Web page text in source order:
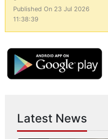
Published On 23 Jul 2026
11:38:39
Latest News